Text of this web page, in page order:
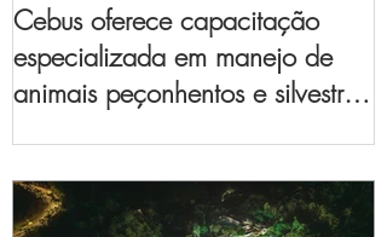
Cebus oferece capacitação
especializada em manejo de
animais peçonhentos e silvestres